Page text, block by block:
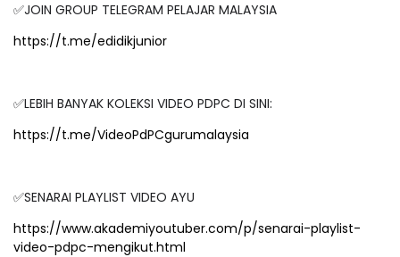
✅JOIN GROUP TELEGRAM PELAJAR MALAYSIA
https://t.me/edidikjunior
✅LEBIH BANYAK KOLEKSI VIDEO PDPC DI SINI:
https://t.me/VideoPdPCgurumalaysia
✅SENARAI PLAYLIST VIDEO AYU
https://www.akademiyoutuber.com/p/senarai-playlist-
video-pdpc-mengikut.html